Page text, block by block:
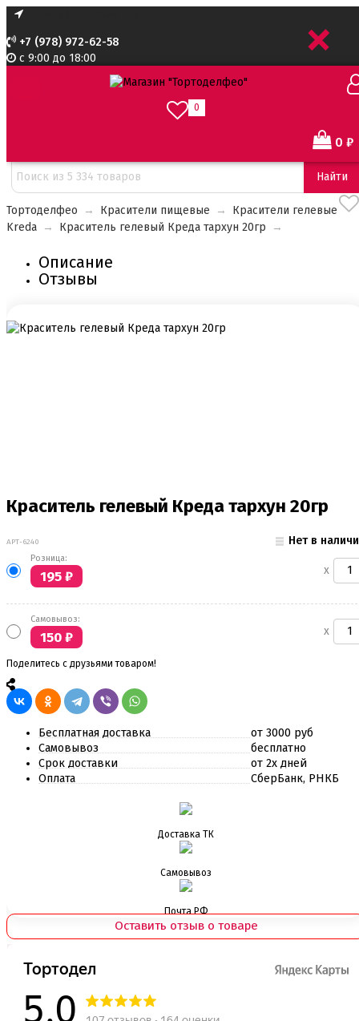
+7 (978) 972-62-58
с 9:00 до 18:00
0
0 ₽
Найти
Тортоделфео → Красители пищевые →
Красители гелевые
Kreda → Краситель гелевый Креда тархун 20гр →
Описание
Отзывы
Скидка!
Краситель гелевый Креда тархун 20гр
АРТ-6240 Нет в
Розница:
195 ₽ x
Самовывоз:
150 ₽ x
Поделитесь с друзьями товаром!
Бесплатная доставка
от 3000 руб
Самовывоз
бесплатно
Срок доставки
от 2х дней
Оплата
СберБанк, РНКБ
Доставка ТК
Самовывоз
Почта РФ
Оставить отзыв о товаре
+